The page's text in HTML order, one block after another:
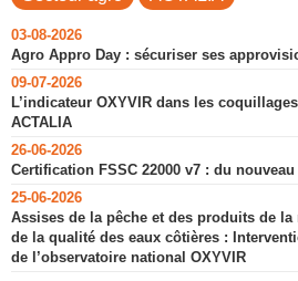
03-08-2026
Agro Appro Day : sécuriser ses
09-07-2026
L’indicateur OXYVIR dans les
ACTALIA
26-06-2026
Certification FSSC 22000 v7 : du nouveau
25-06-2026
Assises de la pêche et des produits de
de la qualité des eaux côtières :
de l’observatoire national OXYVIR